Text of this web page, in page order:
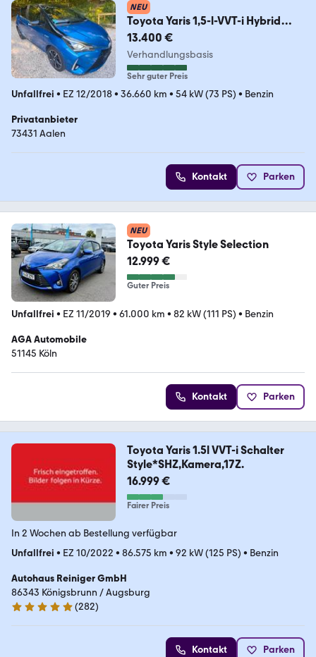
NEU
Toyota Yaris 1,5-l-VVT-i Hybrid
CVT Style Seleciton...
13.400 €
Verhandlungsbasis
Sehr guter Preis
Unfallfrei • EZ 12/2018• 36.660 km • 54 kW (73 PS) • Benzin
Privatanbieter
73431 Aalen
Kontakt Parken
NEU
Toyota Yaris Style Selection
12.999 €
Guter Preis
Unfallfrei • EZ 11/2019 • 61.000 km • 82 kW (111 PS) • Benzin
AGA Automobile
51145 Köln
Kontakt Parken
Toyota Yaris 1.5l VVT-i Schalter
Style*SHZ,Kamera,17Z.
16.999 €
Fairer Preis
In 2 Wochen ab Bestellung verfügbar
Unfallfrei • EZ 10/2022 • 86.575 km • 92 kW (125 PS) • Benzin
Autohaus Reiniger GmbH
86343 Königsbrunn / Augsburg
4.9 Sterne
(282)
Kontakt Parken